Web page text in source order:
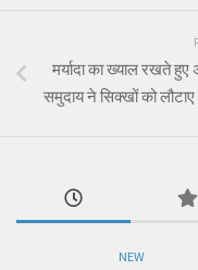
मर्यादा का ख्याल रखते
समुदाय ने सिक्खों को
NEW